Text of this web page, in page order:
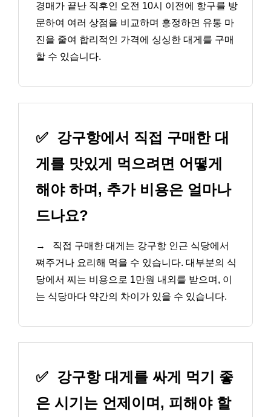
경매가 끝난 직후인 오전 10시 이전에 항구를 방
문하여 여러 상점을 비교하며 흥정하면 유통 마
진을 줄여 합리적인 가격에 싱싱한 대게를 구매
할 수 있습니다.
✅ 강구항에서 직접 구매한 대
게를 맛있게 먹으려면 어떻게
해야 하며, 추가 비용은 얼마나
드나요?
→
직접 구매한 대게는 강구항 인근 식당에서
쪄주거나 요리해 먹을 수 있습니다. 대부분의 식
당에서 찌는 비용으로 1만원 내외를 받으며, 이
는 식당마다 약간의 차이가 있을 수 있습니다.
✅ 강구항 대게를 싸게 먹기 좋
은 시기는 언제이며, 피해야 할